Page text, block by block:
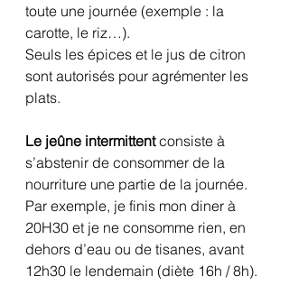
toute une journée (exemple : la
carotte, le riz…).
Seuls les épices et le jus de citron
sont autorisés pour agrémenter les
plats.
Le jeûne intermittent consiste à
s’abstenir de consommer de la
nourriture une partie de la journée.
Par exemple, je finis mon diner à
20H30 et je ne consomme rien, en
dehors d’eau ou de tisanes, avant
12h30 le lendemain (diète 16h / 8h).